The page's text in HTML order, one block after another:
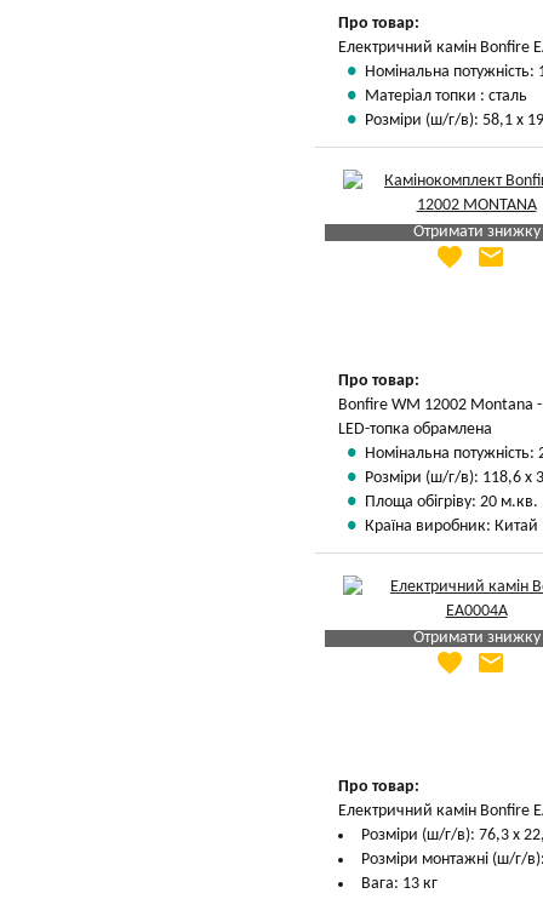
Про товар:
Електричний камін Bonfire
Номінальна потужність:
Матеріал топки : сталь
Розміри (ш/г/в): 58,1 х
Отримати знижку
Яка Ваша ціна
favorite email
Про товар:
Bonfire WM 12002 Montana
LED-топка обрамлена
Номінальна потужність:
Розміри (ш/г/в): 118,6 х
Площа обігріву: 20 м.кв.
Країна виробник: Китай
Отримати знижку
Яка Ваша ціна
favorite email
Про товар:
Електричний камін Bonfire
Розміри (ш/г/в): 76,3 х
Розміри монтажні (ш/г/
Вага: 13 кг